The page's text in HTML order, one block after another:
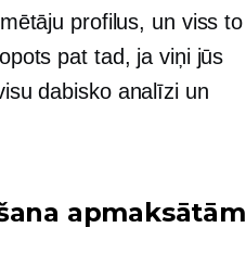
profilus, un viss to
pat tad, ja viņi jūs
dabisko analīzi un
apmaksātām